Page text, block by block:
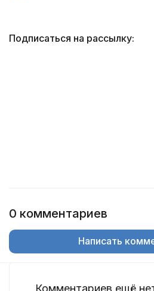
Подписаться на рассылку:
0 комментариев
Написать
Комментариев ещё